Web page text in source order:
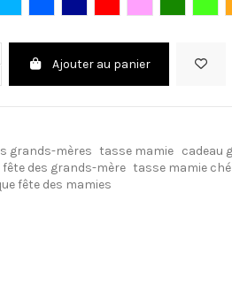
Ajouter au panier
grands-mères tasse mamie cadeau
fête des grands-mère tasse mamie
fête des mamies